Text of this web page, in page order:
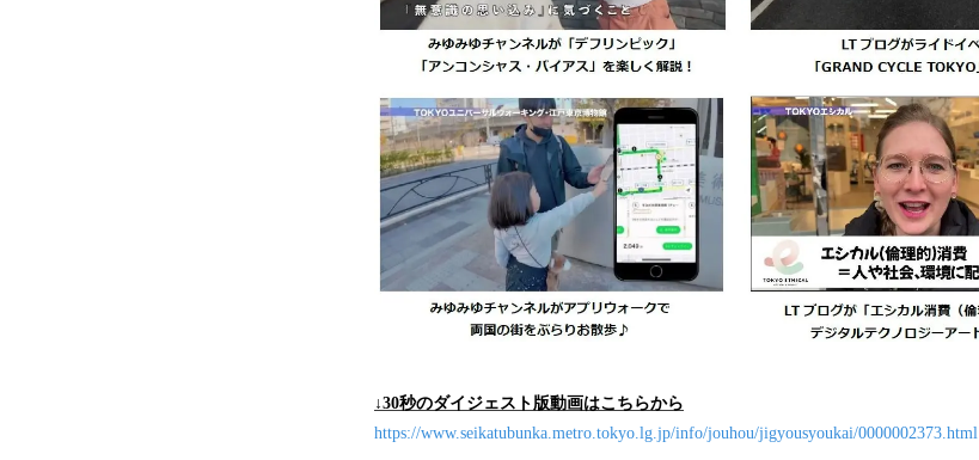
↓30秒のダイジェスト版動画はこちらから
https://www.seikatubunka.metro.tokyo.lg.jp/info/jouhou/jigyousyoukai/0000002373.html